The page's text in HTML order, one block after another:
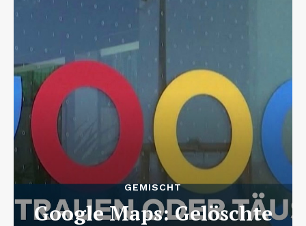
GEMISCHT
Google Maps: Gelöschte